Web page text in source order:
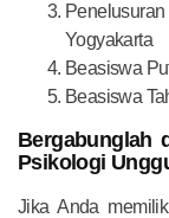
Yogyakarta
Beasiswa
Beasiswa
Bergabunglah
Psikologi
Jika Anda